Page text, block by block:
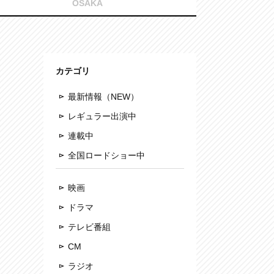
OSAKA
カテゴリ
最新情報（NEW）
レギュラー出演中
連載中
全国ロードショー中
映画
ドラマ
テレビ番組
CM
ラジオ